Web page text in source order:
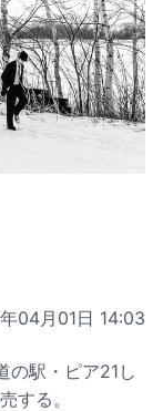
04月01日 14:03
の駅・ピア21し
する。